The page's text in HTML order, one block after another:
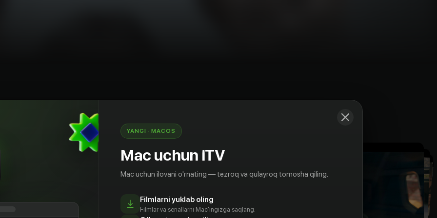
Janubiy Koreya
Новенький Чун-у ведёт
ни с кем не подружился. Жизнь его
полностью продиктована матерью, но
Чун-у девушка начинает мечтать о побеге от
А красавчик Хви-ён притворяется
самом деле парень зависим от страхов и
YANGI · MACOS
Mac uchun iTV
Mac uchun ilovani o'rnating — tezroq va qulayroq tomosha qiling.
Filmlarni yuklab oling
Filmlar va seriallarni Mac'ingizga saqlang.